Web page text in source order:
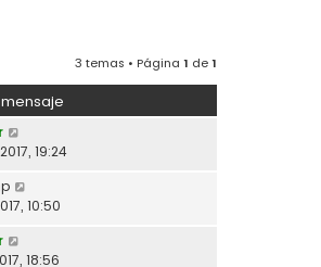
3 temas • Página 1 de1
19:24
10:50
18:56